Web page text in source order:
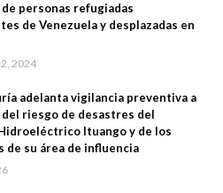
personas refugiadas
de Venezuela y desplazadas en
2024
adelanta vigilancia preventiva a
riesgo de desastres del
Ituango y de los
de su área de influencia